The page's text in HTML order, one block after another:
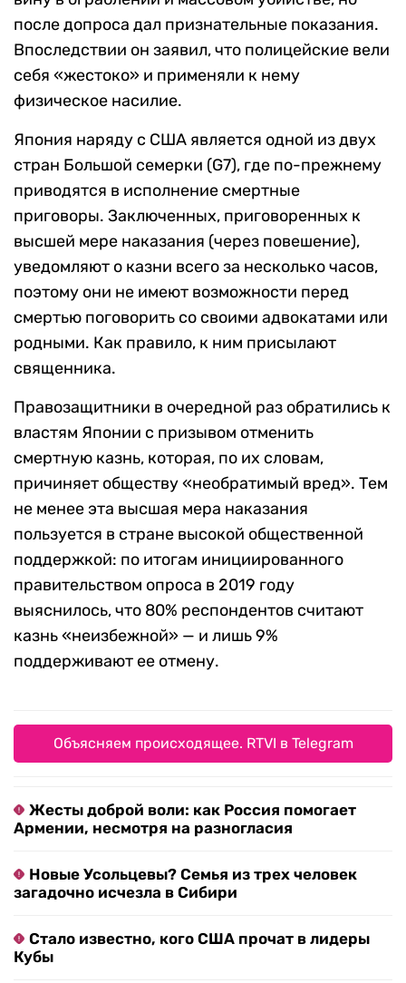
после допроса дал признательные показания.
Впоследствии он заявил, что полицейские вели
себя «жестоко» и применяли к нему
физическое насилие.
Япония наряду с США является одной из двух
стран Большой семерки (G7), где по-прежнему
приводятся в исполнение смертные
приговоры. Заключенных, приговоренных к
высшей мере наказания (через повешение),
уведомляют о казни всего за несколько часов,
поэтому они не имеют возможности перед
смертью поговорить со своими адвокатами или
родными. Как правило, к ним присылают
священника.
Правозащитники в очередной раз обратились к
властям Японии с призывом отменить
смертную казнь, которая, по их словам,
причиняет обществу «необратимый вред». Тем
не менее эта высшая мера наказания
пользуется в стране высокой общественной
поддержкой: по итогам инициированного
правительством опроса в 2019 году
выяснилось, что 80% респондентов считают
казнь «неизбежной» — и лишь 9%
поддерживают ее отмену.
Объясняем происходящее. RTVI в Telegram
Жесты доброй воли: как Россия помогает
Армении, несмотря на разногласия
Новые Усольцевы? Семья из трех человек
загадочно исчезла в Сибири
Стало известно, кого США прочат в лидеры
Кубы